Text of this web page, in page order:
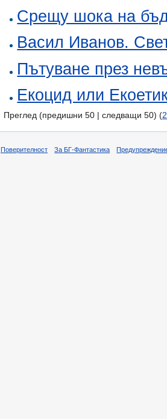
Срещу шока на
Васил Иванов.
Пътуване през
Екоцид или
Преглед (предишни 50 | следващи 50) (
Поверителност За БГ-Фантастика